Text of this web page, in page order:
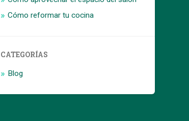
Cómo reformar tu cocina
CATEGORÍAS
Blog